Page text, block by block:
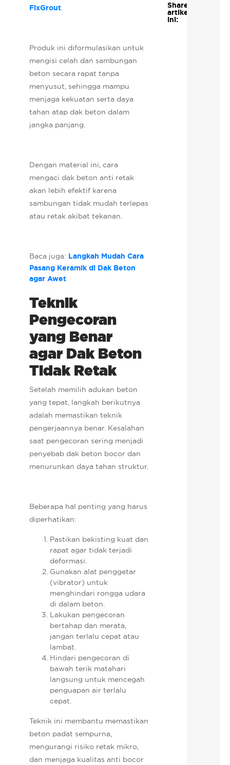
FixGrout.
Produk ini diformulasikan untuk
mengisi celah dan sambungan
beton secara rapat tanpa
menyusut, sehingga mampu
menjaga kekuatan serta daya
tahan atap dak beton dalam
jangka panjang.
Dengan material ini, cara
mengaci dak beton anti retak
akan lebih efektif karena
sambungan tidak mudah terlepas
atau retak akibat tekanan.
Baca juga: Langkah Mudah Cara
Pasang Keramik di Dak Beton
agar Awet
Teknik
Pengecoran
yang Benar
agar Dak Beton
Tidak Retak
Setelah memilih adukan beton
yang tepat, langkah berikutnya
adalah memastikan teknik
pengerjaannya benar. Kesalahan
saat pengecoran sering menjadi
penyebab dak beton bocor dan
menurunkan daya tahan struktur.
Beberapa hal penting yang harus
diperhatikan:
Pastikan bekisting kuat dan
rapat agar tidak terjadi
deformasi.
Gunakan alat penggetar
(vibrator) untuk
menghindari rongga udara
di dalam beton.
Lakukan pengecoran
bertahap dan merata,
jangan terlalu cepat atau
lambat.
Hindari pengecoran di
bawah terik matahari
langsung untuk mencegah
penguapan air terlalu
cepat.
Teknik ini membantu memastikan
beton padat sempurna,
mengurangi risiko retak mikro,
dan menjaga kualitas anti bocor
Share
artikel
ini: